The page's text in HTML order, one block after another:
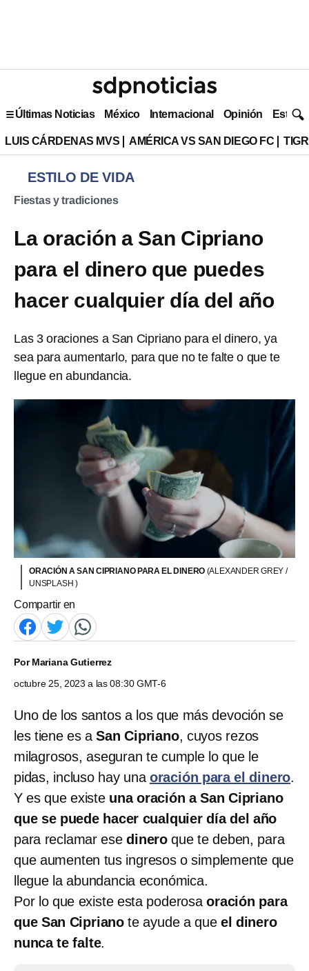
Últimas Noticias México Internacional Opinión Estilo
LUIS CÁRDENAS MVS AMÉRICA VS SAN DIEGO FC
ESTILO DE VIDA
Fiestas y tradiciones
La oración a San Cipriano
para el dinero que puedes
hacer cualquier día del año
Las 3 oraciones a San Cipriano para el dinero, ya
sea para aumentarlo, para que no te falte o que te
llegue en abundancia.
ORACIÓN A SAN CIPRIANO PARA EL DINERO (ALEXANDER GREY /
UNSPLASH )
Compartir en
PorMariana Gutierrez
octubre 25, 2023 a las 08:30 GMT-6
Uno de los santos a los que más devoción se
les tiene es a San Cipriano, cuyos rezos
milagrosos, aseguran te cumple lo que le
pidas, incluso hay una oración para el dinero.
Y es que existe una oración a San Cipriano
que se puede hacer cualquier día del año
para reclamar esedinero que te deben, para
que aumenten tus ingresos o simplemente que
llegue la abundancia económica.
Por lo que existe esta poderosaoración para
que San Cipriano te ayude a que el dinero
nunca te falte.